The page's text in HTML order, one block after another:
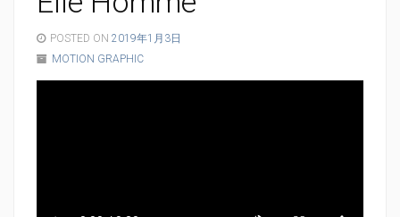
POSTED ON 2019年1月3日
MOTION GRAPHIC